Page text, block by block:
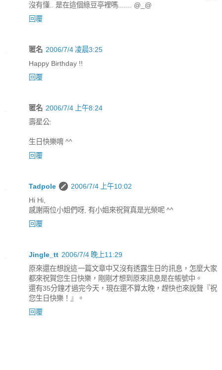
沒有懂.. 是在這個綠豆亭裡嗎....... @_@
回覆
匿名 2006/7/4 凌晨3:25
Happy Birthday !!
回覆
匿名 2006/7/4 上午8:24
壽星公:
生日快樂唷 ^^
回覆
Tadpole
2006/7/4 上午10:02
Hi Hi,
感謝兩位小姐們呀, 有小姐來祝賀真是光榮呢 ^^
回覆
Jingle_tt 2006/7/4 晚上11:29
原來還在想說這一篇文章中又沒有透露生日的訊息，怎麼大家
都來祝賀您生日快樂，剛剛才想到原來訊息是在帳號中。
還有35分鐘才過完今天，現在還不算太晚，趕快也來說聲『祝
您生日快樂！』。
回覆